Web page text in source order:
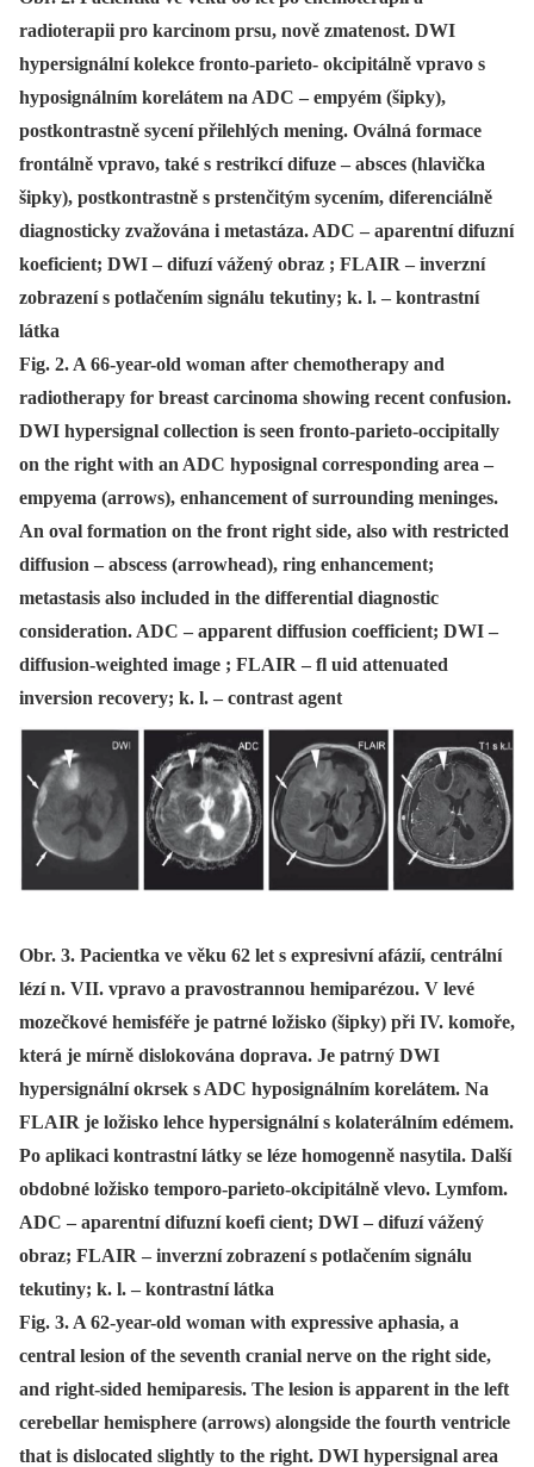
radioterapii pro karcinom prsu, nově zmatenost. DWI
hypersignální kolekce fronto-parieto- okcipitálně vpravo s
hyposignálním korelátem na ADC – empyém (šipky),
postkontrastně sycení přilehlých mening. Oválná formace
frontálně vpravo, také s restrikcí difuze – absces (hlavička
šipky), postkontrastně s prstenčitým sycením, diferenciálně
diagnosticky zvažována i metastáza. ADC – aparentní difuzní
koeficient; DWI – difuzí vážený obraz ; FLAIR – inverzní
zobrazení s potlačením signálu tekutiny; k. l. – kontrastní
látka
Fig. 2. A 66-year-old woman after chemotherapy and
radiotherapy for breast carcinoma showing recent confusion.
DWI hypersignal collection is seen fronto-parieto-occipitally
on the right with an ADC hyposignal corresponding area –
empyema (arrows), enhancement of surrounding meninges.
An oval formation on the front right side, also with restricted
diffusion – abscess (arrowhead), ring enhancement;
metastasis also included in the differential diagnostic
consideration. ADC – apparent diffusion coefficient; DWI –
diffusion-weighted image ; FLAIR – fl uid attenuated
inversion recovery; k. l. – contrast agent
Obr. 3. Pacientka ve věku 62 let s expresivní afázií, centrální
lézí n. VII. vpravo a pravostrannou hemiparézou. V levé
mozečkové hemisféře je patrné ložisko (šipky) při IV. komoře,
která je mírně dislokována doprava. Je patrný DWI
hypersignální okrsek s ADC hyposignálním korelátem. Na
FLAIR je ložisko lehce hypersignální s kolaterálním edémem.
Po aplikaci kontrastní látky se léze homogenně nasytila. Další
obdobné ložisko temporo-parieto-okcipitálně vlevo. Lymfom.
ADC – aparentní difuzní koefi cient; DWI – difuzí vážený
obraz; FLAIR – inverzní zobrazení s potlačením signálu
tekutiny; k. l. – kontrastní látka
Fig. 3. A 62-year-old woman with expressive aphasia, a
central lesion of the seventh cranial nerve on the right side,
and right-sided hemiparesis. The lesion is apparent in the left
cerebellar hemisphere (arrows) alongside the fourth ventricle
that is dislocated slightly to the right. DWI hypersignal area